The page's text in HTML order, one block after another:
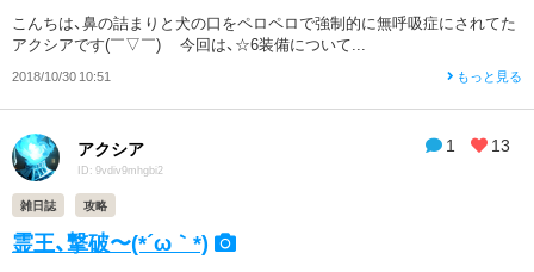
こんちは、鼻の詰まりと犬の口をペロペロで強制的に無呼吸症にされてた
アクシアです(￣▽￣)ゞ 今回は、☆6装備について...
2018/10/30 10:51 もっと見る
1 13
アクシア
ID: 9vdiv9mhgbi2
雑日誌 攻略
霊王、撃破〜(*´ω｀*)